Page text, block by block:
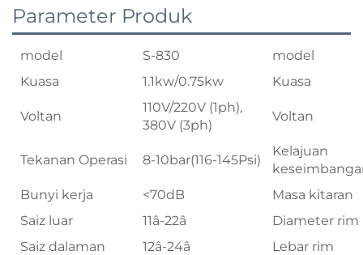
Parameter Produk
model S-830
model
Kuasa
1.1kw/0.75kw Kuasa
Voltan
110V/220V (1ph),
380V (3ph)
Voltan
Tekanan Operasi 8-10bar(116-145Psi)
Kelajuan
Bunyi kerja
<70dB
Masa kitaran
Saiz luar
11â-22â
Diameter rim
Saiz dalaman
12â-24â
Lebar rim